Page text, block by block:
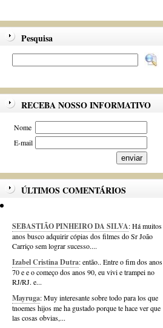
Pesquisa
RECEBA NOSSO INFORMATIVO
Nome
E-mail
ÚLTIMOS COMENTÁRIOS
SEBASTIÃO PINHEIRO DA SILVA: Há muitos
anos busco adquirir cópias dos filmes do Sr João
Carriço sem lograr sucesso....
Izabel Cristina Dutra: então.. Entre o fim dos anos
70 e e o começo dos anos 90, eu vivi e trampei no
RJ/RJ. e...
Mayruga: Muy interesante sobre todo para los que
tnoemes hijos me ha gustado porque te hace ver que
las cosas obvias,...